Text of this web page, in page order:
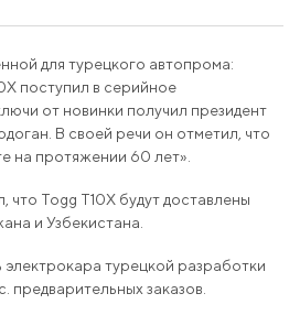
для турецкого автопрома:
поступил в серийное
от новинки получил президент
В своей речи он отметил, что
на протяжении 60 лет».
Togg T10X будут доставлены
и Узбекистана.
турецкой разработки
предварительных заказов.